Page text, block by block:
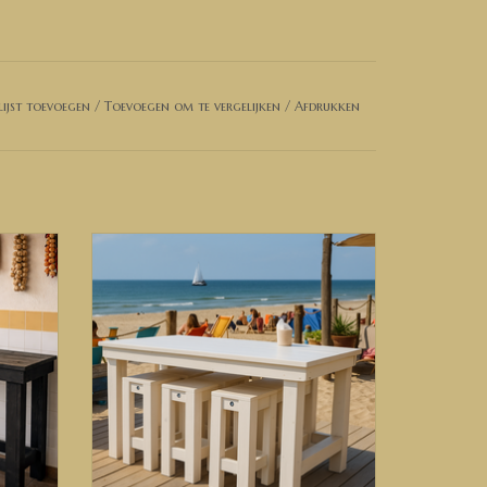
contact met ons op. Dan kunnen wij de
van Duitsland
toevoegen / Toevoegen om te vergelijken / Afdrukken
Bartafel / Kloostertafel van steigerhout.
TOEVOEGEN AAN WINKELWAGEN